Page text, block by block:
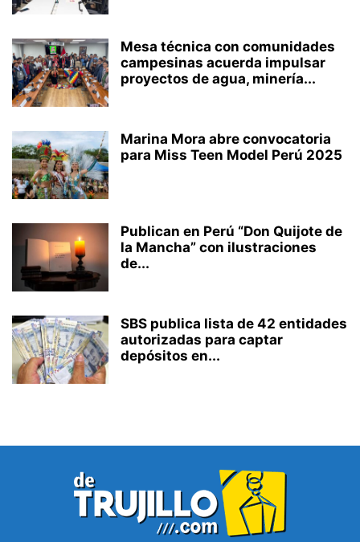
Mesa técnica con comunidades
campesinas acuerda impulsar
proyectos de agua, minería...
Marina Mora abre convocatoria
para Miss Teen Model Perú 2025
Publican en Perú “Don Quijote de
la Mancha” con ilustraciones
de...
SBS publica lista de 42 entidades
autorizadas para captar
depósitos en...